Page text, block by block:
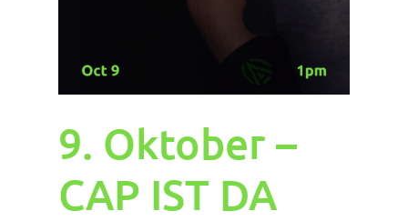
9. Oktober –
CAP IST DA